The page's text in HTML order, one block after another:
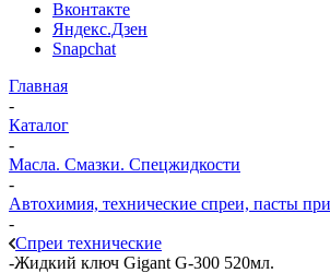
Вконтакте
Яндекс.Дзен
Snapchat
Главная
-
Каталог
-
Масла. Смазки. Спецжидкости
-
Автохимия, технические спреи, пасты
-
Спреи технические
-Жидкий ключ Gigant G-300 520мл.